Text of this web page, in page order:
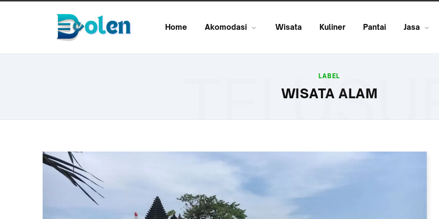
Home Akomodasi Wisata Kuliner Pantai Jasa
LABEL
WISATA ALAM